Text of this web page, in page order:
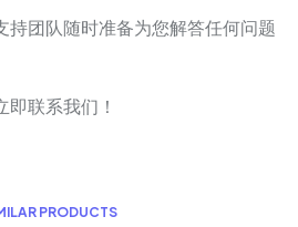
持团队随时准备为您解答任何问题
即联系我们！
ILAR PRODUCTS